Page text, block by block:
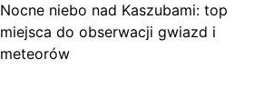
Nocne niebo nad Kaszubami: top
miejsca do obserwacji gwiazd i
meteorów